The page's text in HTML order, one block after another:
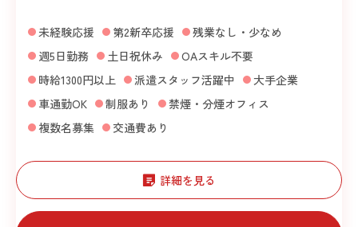
未経験応援 第2新卒応援
残業なし・少なめ
週5日勤務
土日祝休み
OAスキル不要
時給1300円以上
派遣スタッフ活躍中
大手企業
車通勤OK
制服あり
禁煙・分煙オフィス
複数名募集
交通費あり
詳細を見る